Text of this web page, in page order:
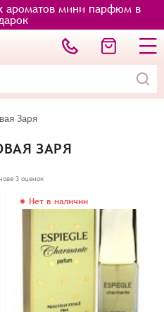
ароматов мини парфюм в
Заря
ЗАРЯ
3 оценок
Нет в наличии